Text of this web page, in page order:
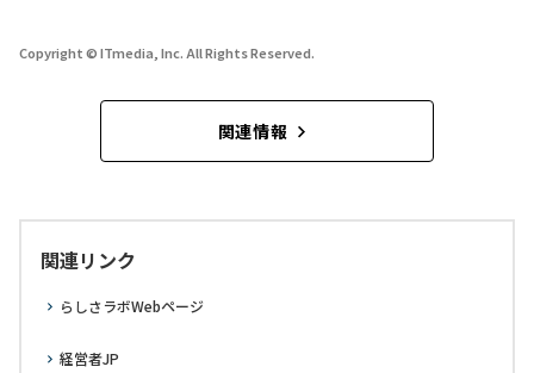
Copyright © ITmedia, Inc. All Rights Reserved.
関連情報
関連リンク
らしさラボWebページ
経営者JP